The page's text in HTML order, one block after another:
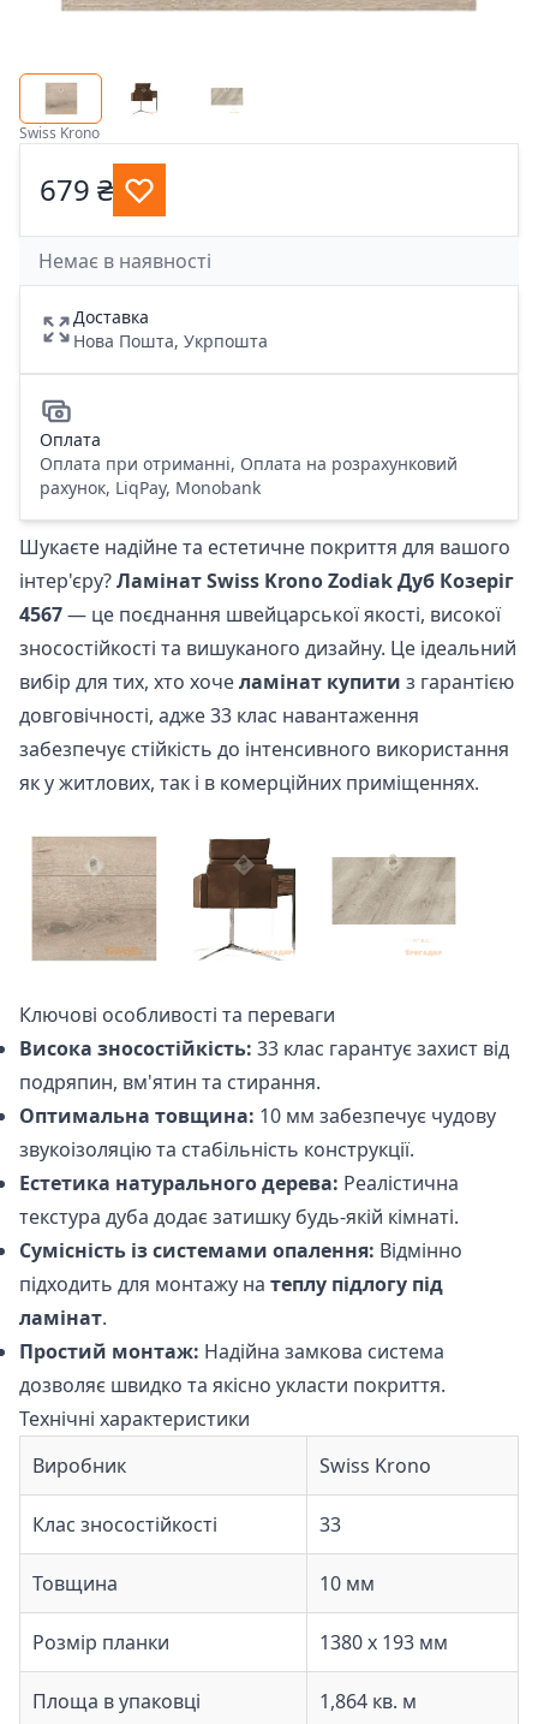
Swiss Krono
679 ₴
Немає в наявності
Доставка
Нова Пошта, Укрпошта
Оплата
Оплата при отриманні, Оплата на розрахунковий
рахунок, LiqPay, Monobank
Шукаєте надійне та естетичне покриття для вашого
інтер'єру?Ламінат Swiss Krono Zodiak Дуб Козеріг
4567— це поєднання швейцарської якості, високої
зносостійкості та вишуканого дизайну. Це ідеальний
вибір для тих, хто хочеламінат купити з гарантією
довговічності, адже 33 клас навантаження
забезпечує стійкість до інтенсивного використання
як у житлових, так і в комерційних приміщеннях.
Ключові особливості та переваги
Висока зносостійкість: 33 клас гарантує захист від
подряпин, вм'ятин та стирання.
Оптимальна товщина: 10 мм забезпечує чудову
звукоізоляцію та стабільність конструкції.
Естетика натурального дерева: Реалістична
текстура дуба додає затишку будь-якій кімнаті.
Сумісність із системами опалення: Відмінно
підходить для монтажу на теплу підлогу під
ламінат.
Простий монтаж: Надійна замкова система
дозволяє швидко та якісно укласти покриття.
Технічні характеристики
Виробник
Swiss Krono
Клас зносостійкості 33
Товщина 10 мм
Розмір планки 1380 x 193 мм
Площа в упаковці
1,864 кв. м